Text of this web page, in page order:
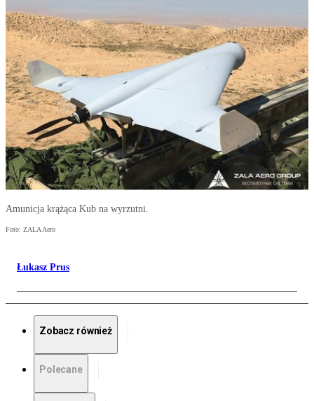
Amunicja krążąca Kub na wyrzutni.
Foto: ZALA Aero
Łukasz Prus
Zobacz również
Polecane